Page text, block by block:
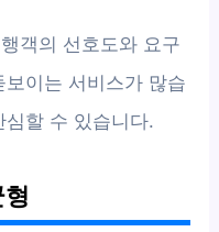
객의 선호도와 요구
이는 서비스가 많습
할 수 있습니다.